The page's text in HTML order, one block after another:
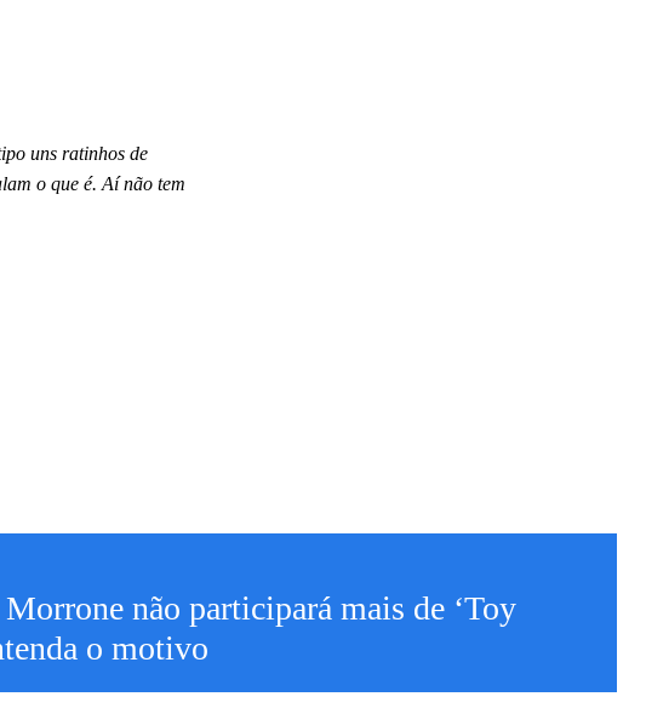
uns ratinhos de
o que é. Aí não tem
não participará mais de ‘Toy
o motivo